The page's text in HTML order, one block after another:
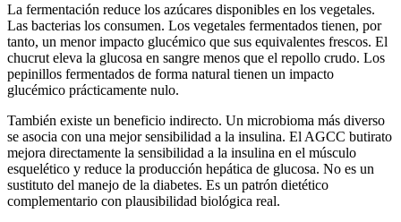
La fermentación reduce los azúcares disponibles en los vegetales.
Las bacterias los consumen. Los vegetales fermentados tienen, por
tanto, un menor impacto glucémico que sus equivalentes frescos. El
chucrut eleva la glucosa en sangre menos que el repollo crudo. Los
pepinillos fermentados de forma natural tienen un impacto
glucémico prácticamente nulo.
También existe un beneficio indirecto. Un microbioma más diverso
se asocia con una mejor sensibilidad a la insulina. El AGCC butirato
mejora directamente la sensibilidad a la insulina en el músculo
esquelético y reduce la producción hepática de glucosa. No es un
sustituto del manejo de la diabetes. Es un patrón dietético
complementario con plausibilidad biológica real.